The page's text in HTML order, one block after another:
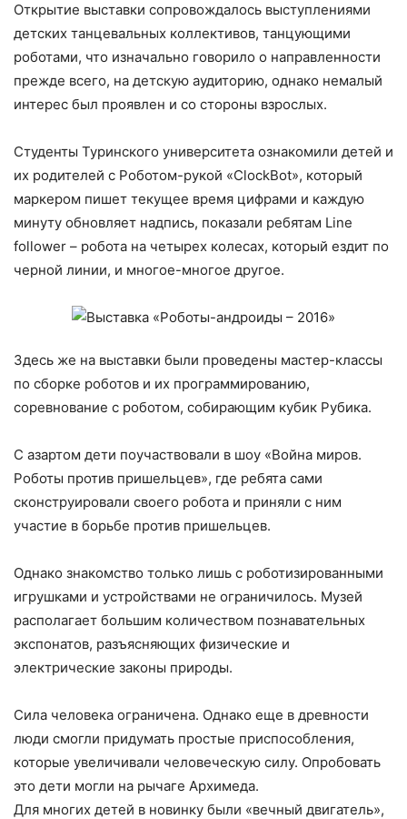
Открытие выставки сопровождалось выступлениями
детских танцевальных коллективов, танцующими
роботами, что изначально говорило о направленности
прежде всего, на детскую аудиторию, однако немалый
интерес был проявлен и со стороны взрослых.
Студенты Туринского университета ознакомили детей и
их родителей с Роботом-рукой «ClockBot», который
маркером пишет текущее время цифрами и каждую
минуту обновляет надпись, показали ребятам Line
follower – робота на четырех колесах, который ездит по
черной линии, и многое-многое другое.
Здесь же на выставки были проведены мастер-классы
по сборке роботов и их программированию,
соревнование с роботом, собирающим кубик Рубика.
С азартом дети поучаствовали в шоу «Война миров.
Роботы против пришельцев», где ребята сами
сконструировали своего робота и приняли с ним
участие в борьбе против пришельцев.
Однако знакомство только лишь с роботизированными
игрушками и устройствами не ограничилось. Музей
располагает большим количеством познавательных
экспонатов, разъясняющих физические и
электрические законы природы.
Сила человека ограничена. Однако еще в древности
люди смогли придумать простые приспособления,
которые увеличивали человеческую силу. Опробовать
это дети могли на рычаге Архимеда.
Для многих детей в новинку были «вечный двигатель»,